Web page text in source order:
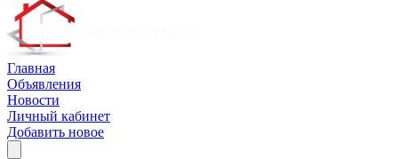
Главная
Объявления
Новости
Личный кабинет
Добавить новое